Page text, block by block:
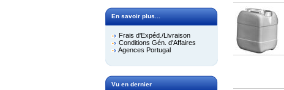
En savoir plus...
Frais d'Expéd./Livraison
Conditions Gén. d'Affaires
Agences Portugal
Vu en dernier